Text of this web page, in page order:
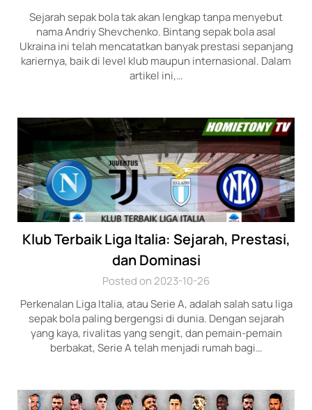
Sejarah sepak bola tak akan lengkap tanpa menyebut
nama Andriy Shevchenko. Bintang sepak bola asal
Ukraina ini telah mencatatkan banyak prestasi sepanjang
kariernya, baik di level klub maupun internasional. Dalam
artikel ini,…
Klub Terbaik Liga Italia: Sejarah, Prestasi,
dan Dominasi
Posted on 2023-10-26
Perkenalan Liga Italia, atau Serie A, adalah salah satu liga
sepak bola paling bergengsi di dunia. Dengan sejarah
yang kaya, rivalitas yang sengit, dan pemain-pemain
berbakat, Serie A telah menjadi rumah bagi…